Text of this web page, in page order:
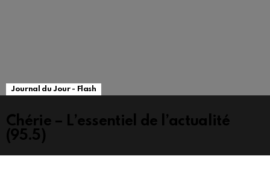
Journal du Jour - Flash
Chérie – L’essentiel de l’actualité
(95.5)